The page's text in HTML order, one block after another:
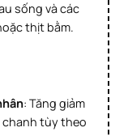
sống và các
thịt bằm.
: Tăng giảm
chanh tùy theo